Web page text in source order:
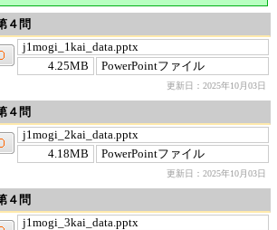
４問
j1mogi_1kai_data.pptx
4.25MB
PowerPointファイル
更新日：2025年10月03日
４問
j1mogi_2kai_data.pptx
4.18MB
PowerPointファイル
更新日：2025年10月03日
４問
j1mogi_3kai_data.pptx